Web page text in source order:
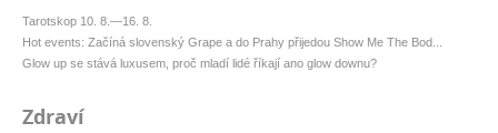
Tarotskop 10. 8.—16. 8.
Hot events: Začíná slovenský Grape a do Prahy přijedou Show Me The Bod...
Glow up se stává luxusem, proč mladí lidé říkají ano glow downu?
Zdraví